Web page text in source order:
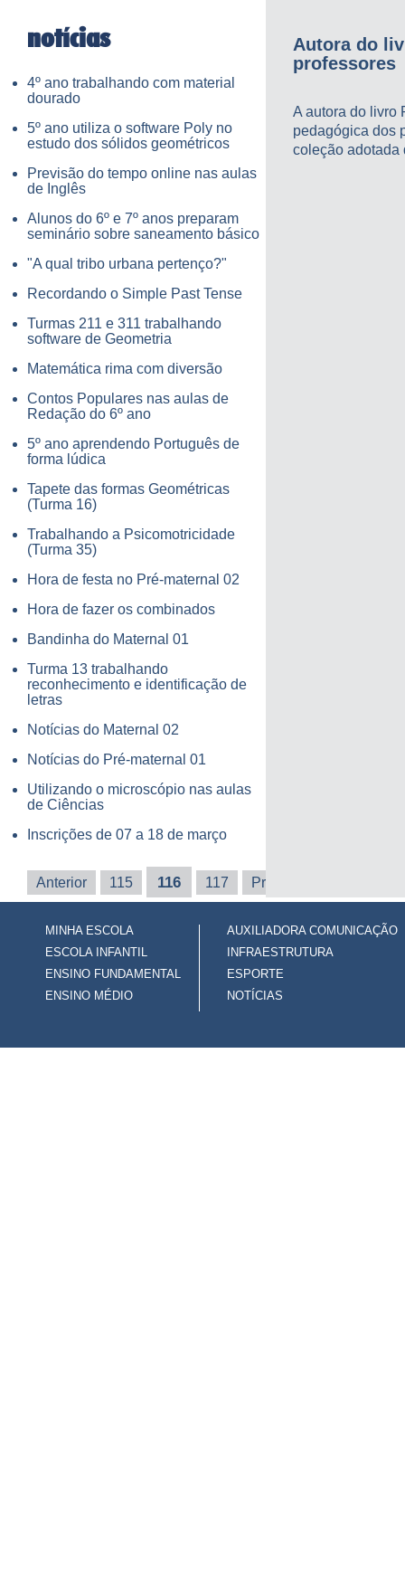
notícias
4º ano trabalhando com material
dourado
5º ano utiliza o software Poly no
estudo dos sólidos geométricos
Previsão do tempo online nas aulas
de Inglês
Alunos do 6º e 7º anos preparam
seminário sobre saneamento básico
"A qual tribo urbana pertenço?"
Recordando o Simple Past Tense
Turmas 211 e 311 trabalhando
software de Geometria
Matemática rima com diversão
Contos Populares nas aulas de
Redação do 6º ano
5º ano aprendendo Português de
forma lúdica
Tapete das formas Geométricas
(Turma 16)
Trabalhando a Psicomotricidade
(Turma 35)
Hora de festa no Pré-maternal 02
Hora de fazer os combinados
Bandinha do Maternal 01
Turma 13 trabalhando
reconhecimento e identificação de
letras
Notícias do Maternal 02
Notícias do Pré-maternal 01
Utilizando o microscópio nas aulas
de Ciências
Inscrições de 07 a 18 de março
Anterior 115 116 117 Próxima
Autora do
professores
A autora do livro
pedagógica dos
coleção adotada
MINHA ESCOLA
ESCOLA INFANTIL
ENSINO FUNDAMENTAL
ENSINO MÉDIO
AUXILIADORA COMUNICAÇÃO
INFRAESTRUTURA
ESPORTE
NOTÍCIAS